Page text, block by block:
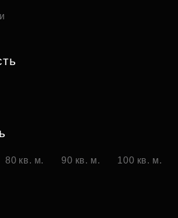
80 кв. м. 90 кв. м. 100 кв. м.